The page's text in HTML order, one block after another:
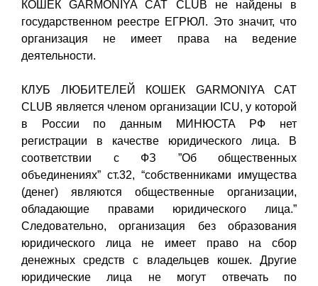
КОШЕК GARMONIYA СAT CLUB не найдены в
государственном реестре ЕГРЮЛ. Это значит, что
организация не имеет права на ведение
деятельности.
КЛУБ ЛЮБИТЕЛЕЙ КОШЕК GARMONIYA СAT
CLUB является членом организации ICU, у которой
в России по данным МИНЮСТА РФ нет
регистрации в качестве юридического лица. В
соответствии с ФЗ ”Об общественных
объединениях” ст.32, “собственниками имущества
(денег) являются общественные организации,
обладающие правами юридического лица.”
Следовательно, организация без образования
юридического лица не имеет право на сбор
денежных средств с владельцев кошек. Другие
юридические лица не могут отвечать по